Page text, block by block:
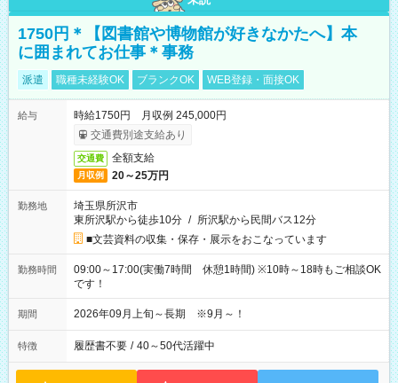
1750円＊【図書館や博物館が好きなかたへ】本
に囲まれてお仕事＊事務
派遣 職種未経験OK ブランクOK WEB登録・面接OK
給与
時給1750円 月収例 245,000円
交通費別途支給あり
交通費 全額支給
月収例 20～25万円
勤務地
埼玉県所沢市
東所沢駅から徒歩10分 / 所沢駅から民間バス12分
■文芸資料の収集・保存・展示をおこなっています
勤務時間
09:00～17:00(実働7時間 休憩1時間) ※10時～18時もご相談OK
です！
期間 2026年09月上旬～長期 ※9月～！
特徴 履歴書不要 / 40～50代活躍中